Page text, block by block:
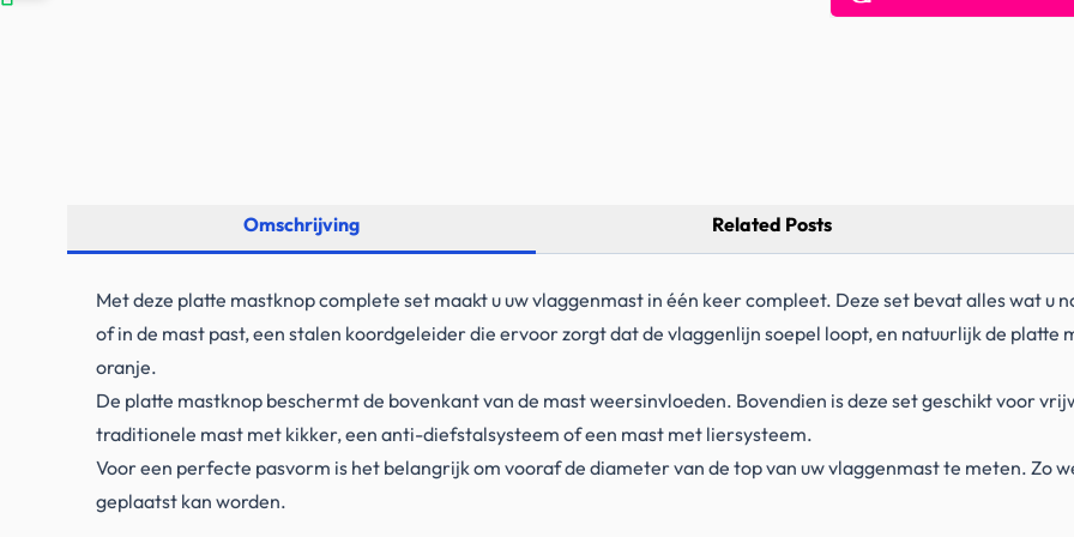
Omschrijving Related Posts
Met deze platte mastknop complete set maakt u uw vlaggenmast in één keer compleet. Deze set bevat alles wat
of in de mast past, een stalen koordgeleider die ervoor zorgt dat de vlaggenlijn soepel loopt, en natuurlijk de
oranje.
De platte mastknop beschermt de bovenkant van de mast weersinvloeden. Bovendien is deze set geschikt voor
traditionele mast met kikker, een anti-diefstalsysteem of een mast met liersysteem.
Voor een perfecte pasvorm is het belangrijk om vooraf de diameter van de top van uw vlaggenmast te meten. Zo
geplaatst kan worden.